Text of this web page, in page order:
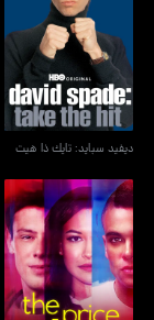
ديفيد سبايد: تايك ذا هيت
ديفيد سبايد: تايك ذا هيت
ذا برايس أوف غلي